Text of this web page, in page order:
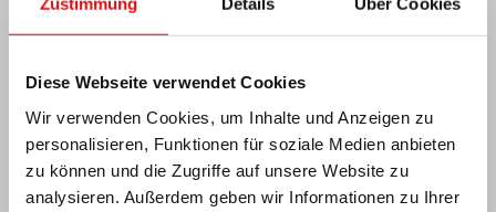
Diese Webseite verwendet Cookies
Wir verwenden Cookies, um Inhalte und Anzeigen zu
personalisieren, Funktionen für soziale Medien anbieten
zu können und die Zugriffe auf unsere Website zu
analysieren. Außerdem geben wir Informationen zu Ihrer
MEXIKO: OCD-PLENARVERSAMMLUNG